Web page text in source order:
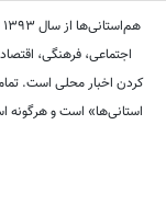
اجتماعی، فرهنگی،
کردن اخبار محلی است.
استانی‌ها» است و هرگونه